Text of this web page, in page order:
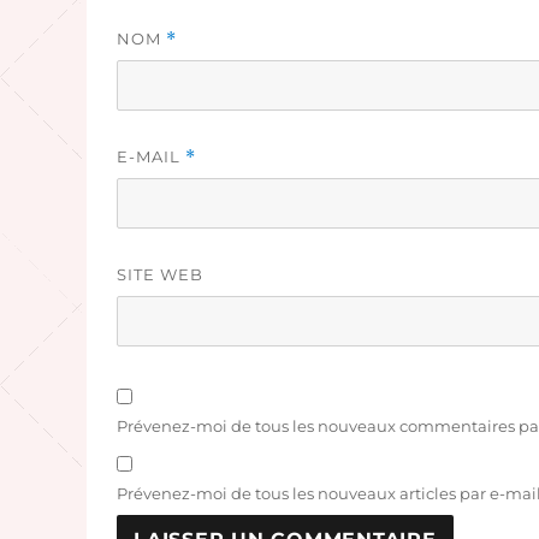
NOM *
E-MAIL *
SITE WEB
Prévenez-moi de tous les nouveaux commentaires
Prévenez-moi de tous les nouveaux articles par e-